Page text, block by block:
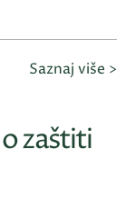
Saznaj više >
zaštiti